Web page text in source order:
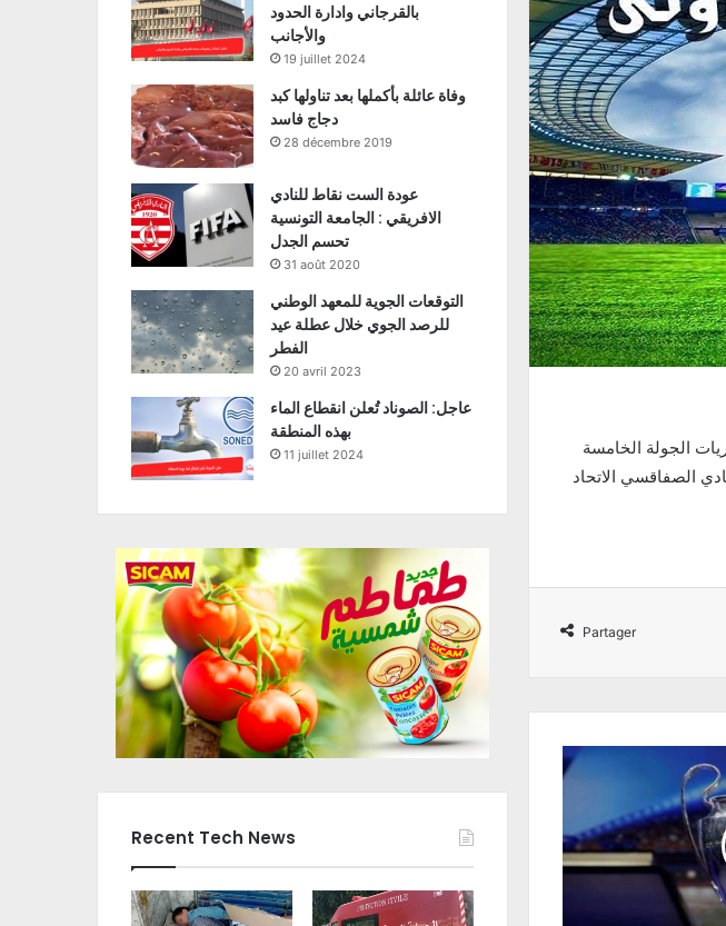
14 30 دق النادي البنزرتي النادي الصفاقسي الاتحاد
Partager
بالقرجاني وادارة الحدود
والأجانب
19 juillet 2024
وفاة عائلة بأكملها بعد تناولها كبد
دجاج فاسد
28 décembre 2019
عودة الست نقاط للنادي
الافريقي : الجامعة التونسية
تحسم الجدل
31 août 2020
التوقعات الجوية للمعهد الوطني
للرصد الجوي خلال عطلة عيد
الفطر
20 avril 2023
عاجل: الصوناد تُعلن انقطاع الماء
بهذه المنطقة
11 juillet 2024
Recent Tech News